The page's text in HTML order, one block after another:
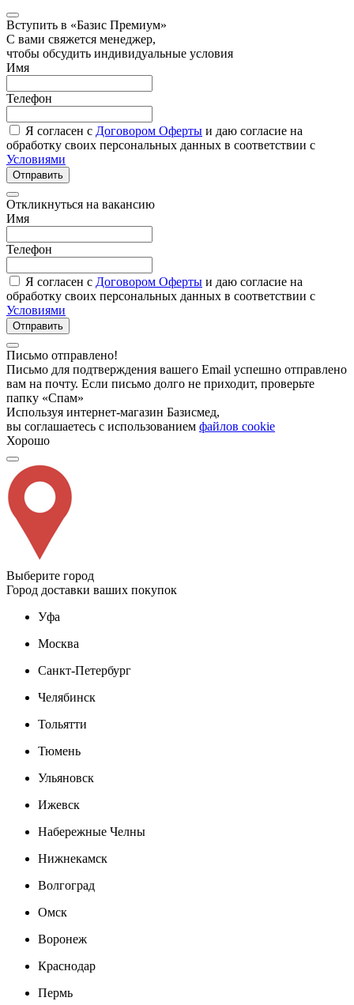
Вступить в «Базис Премиум»
С вами свяжется менеджер,
чтобы обсудить индивидуальные условия
Имя
Телефон
Я согласен с Договором Оферты и даю согласие на
обработку своих персональных данных в соответствии с
Условиями
Отправить
Откликнуться на вакансию
Имя
Телефон
Я согласен с Договором Оферты и даю согласие на
обработку своих персональных данных в соответствии с
Условиями
Отправить
Письмо отправлено!
Письмо для подтверждения вашего Email успешно отправлено
вам на почту. Если письмо долго не приходит, проверьте
папку «Спам»
Используя интернет-магазин Базисмед,
вы соглашаетесь с использованием файлов cookie
Хорошо
Выберите город
Город доставки ваших покупок
Уфа
Москва
Санкт-Петербург
Челябинск
Тольятти
Тюмень
Ульяновск
Ижевск
Набережные Челны
Нижнекамск
Волгоград
Омск
Воронеж
Краснодар
Пермь